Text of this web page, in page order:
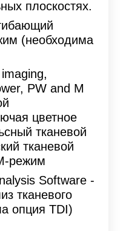
плоскостях.
(необходима
PW and M
цветное
тканевой
тканевой
режим
Software -
тканевого
опция TDI)